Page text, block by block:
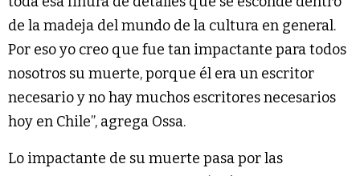
de la madeja del mundo de la cultura en general.
Por eso yo creo que fue tan impactante para todos
nosotros su muerte, porque él era un escritor
necesario y no hay muchos escritores necesarios
hoy en Chile”, agrega Ossa.
Lo impactante de su muerte pasa por las